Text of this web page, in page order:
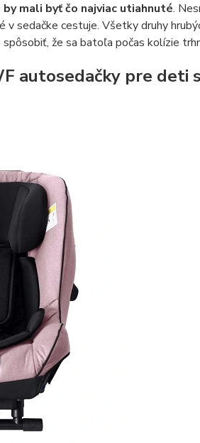
mali byť čo najviac utiahnuté.
v sedačke cestuje. Všetky druhy
že sa batoľa počas kolízie
autosedačky pre deti